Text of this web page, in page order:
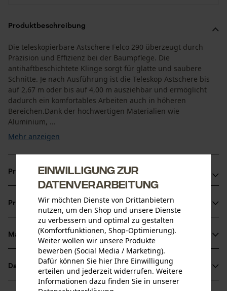
Produktbeschreibung
Die teleskopierbare Astschere Felco 290 überzeugt durch
Präzision und Effizienz bei der Baumpflege. Die
antihaftbeschichtete Klinge sorgt für glatte und saubere
Schnitte. Je nach Ausführung ist die Teleskop Astschere bis
auf 2,67 m oder bis auf 4,00 m ausziehbar und ermöglicht
dadurch ein komfortables Arbeiten auch in höheren
Bereichen.Dank der hochwertigen Materialien wie
Aluminium, ...
Mehr anzeigen
Produktvorteile
Schnitten
Hochwertige Klinge aus gehärtetem Kohlenstoffstahl mit
Antihaftbeschichtung
Das strapazierfähige Profi-Zugseil aus Dyneema® reißt
nicht
Produktinformationen
Produktdetails
Aktivitätstyp
Schneiden, Baumpflege
Material & Pflege
Material
Datenblätter
Produktsicherheitsdatenblatt (PDF)
Einwilligung zur
Datenverarbeitung
Wir möchten Dienste von Drittanbietern
nutzen, um den Shop und unsere Dienste
zu verbessern und optimal zu gestalten
(Komfortfunktionen, Shop-Optimierung).
Weiter wollen wir unsere Produkte
bewerben (Social Media / Marketing).
Dafür können Sie hier Ihre Einwilligung
erteilen und jederzeit widerrufen. Weitere
Informationen dazu finden Sie in unserer